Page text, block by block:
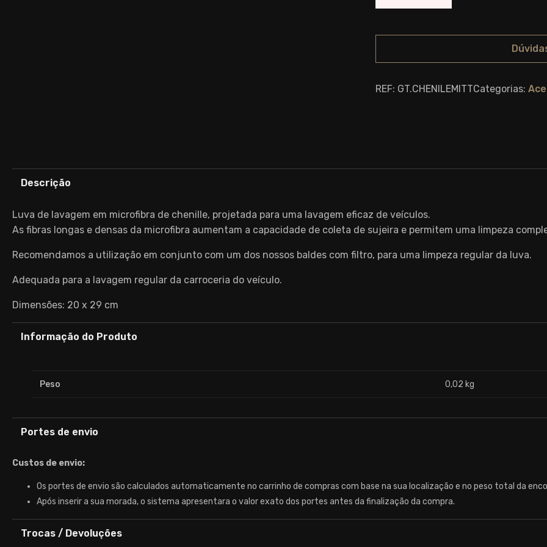
REF: GT.CHENILEMITTCategorias:
Descrição
Luva de lavagem em microfibra de chenille, projetada para uma lavagem eficaz de veículos.
As fibras longas e densas da microfibra aumentam a capacidade de coleta de sujeira e permitem uma limpeza
Recomendamos a utilização em conjunto com um dos nossos baldes com filtro, para uma limpeza regular da luva.
Adequada para a lavagem regular da carroceria do veículo.
Dimensões: 20 x 29 cm
Informação do Produto
Peso 0,02 kg
Portes de envio
Custos de envio:
Os portes de envio são calculados automaticamente no carrinho de compras com base na sua localização e no peso total da
Após inserir a sua morada, o sistema apresentara o valor exato dos portes antes da finalização da compra.
Trocas / Devoluções